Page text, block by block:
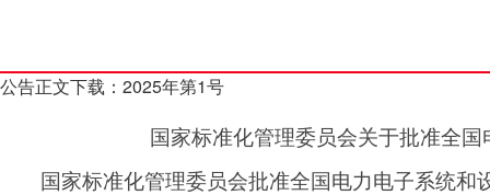
公告正文下载： 2025年第1号
国家标准化管理委员会关于批准全
国家标准化管理委员会批准全国电力电子系统